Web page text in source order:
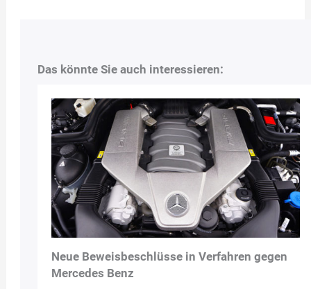
Das könnte Sie auch interessieren:
Neue Beweisbeschlüsse in Verfahren gegen
Mercedes Benz